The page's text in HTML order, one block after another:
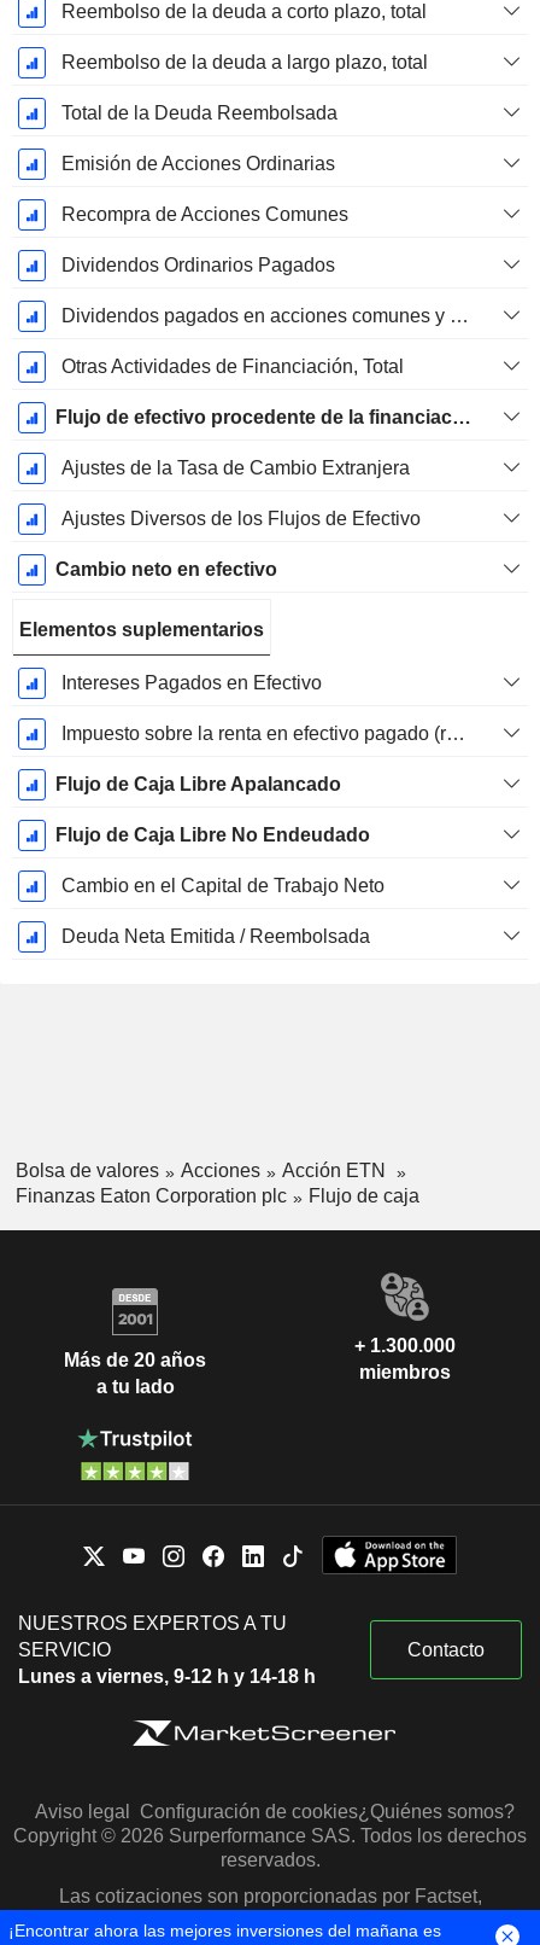
Reembolso de la deuda a corto plazo, total
Reembolso de la deuda a largo plazo, total
Total de la Deuda Reembolsada
Emisión de Acciones Ordinarias
Recompra de Acciones Comunes
Dividendos Ordinarios Pagados
Dividendos pagados en acciones comunes y preferentes
Otras Actividades de Financiación, Total
Flujo de efectivo procedente de la financiación
Ajustes de la Tasa de Cambio Extranjera
Ajustes Diversos de los Flujos de Efectivo
Cambio neto en efectivo
Elementos suplementarios
Intereses Pagados en Efectivo
Impuesto sobre la renta en efectivo pagado (reembolso)
Flujo de Caja Libre Apalancado
Flujo de Caja Libre No Endeudado
Cambio en el Capital de Trabajo Neto
Deuda Neta Emitida / Reembolsada
Bolsa de valores Acciones
Acción ETN
Finanzas Eaton Corporation plc
Flujo de caja
Más de 20 años
a tu lado
+ 1.300.000
miembros
NUESTROS EXPERTOS A TU
SERVICIO
Lunes a viernes, 9-12 h y 14-18 h
Contacto
Aviso legal Configuración de cookies¿Quiénes somos?
Copyright © 2026 Surperformance SAS. Todos los derechos
reservados.
Las cotizaciones son proporcionadas por Factset,
Morningstar y S&P Capital IQ
¡Encontrar ahora las mejores inversiones del mañana es